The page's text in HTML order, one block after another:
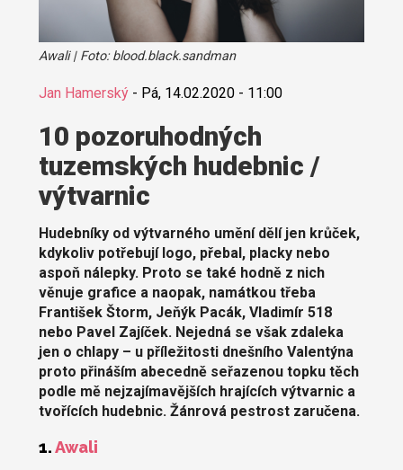
Awali | Foto: blood.black.sandman
Jan Hamerský- Pá, 14.02.2020 - 11:00
10 pozoruhodných
tuzemských hudebnic /
výtvarnic
Hudebníky od výtvarného umění dělí jen krůček,
kdykoliv potřebují logo, přebal, placky nebo
aspoň nálepky. Proto se také hodně z nich
věnuje grafice a naopak, namátkou třeba
František Štorm, Jeňýk Pacák, Vladimír 518
nebo Pavel Zajíček. Nejedná se však zdaleka
jen o chlapy – u příležitosti dnešního Valentýna
proto přináším abecedně seřazenou topku těch
podle mě nejzajímavějších hrajících výtvarnic a
tvořících hudebnic. Žánrová pestrost zaručena.
1.Awali